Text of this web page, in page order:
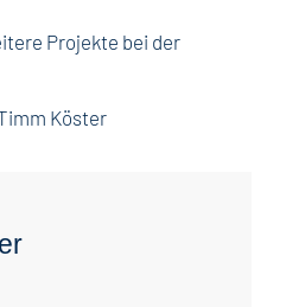
Projekte bei der
Köster